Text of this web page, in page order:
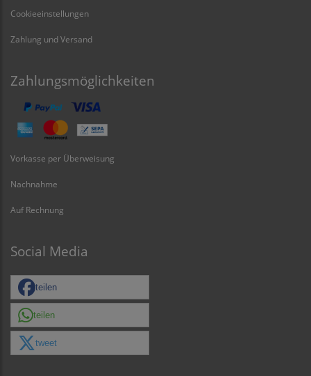
Cookieeinstellungen
Zahlung und Versand
Zahlungsmöglichkeiten
Vorkasse per Überweisung
Nachnahme
Auf Rechnung
Social Media
teilen
teilen
tweet